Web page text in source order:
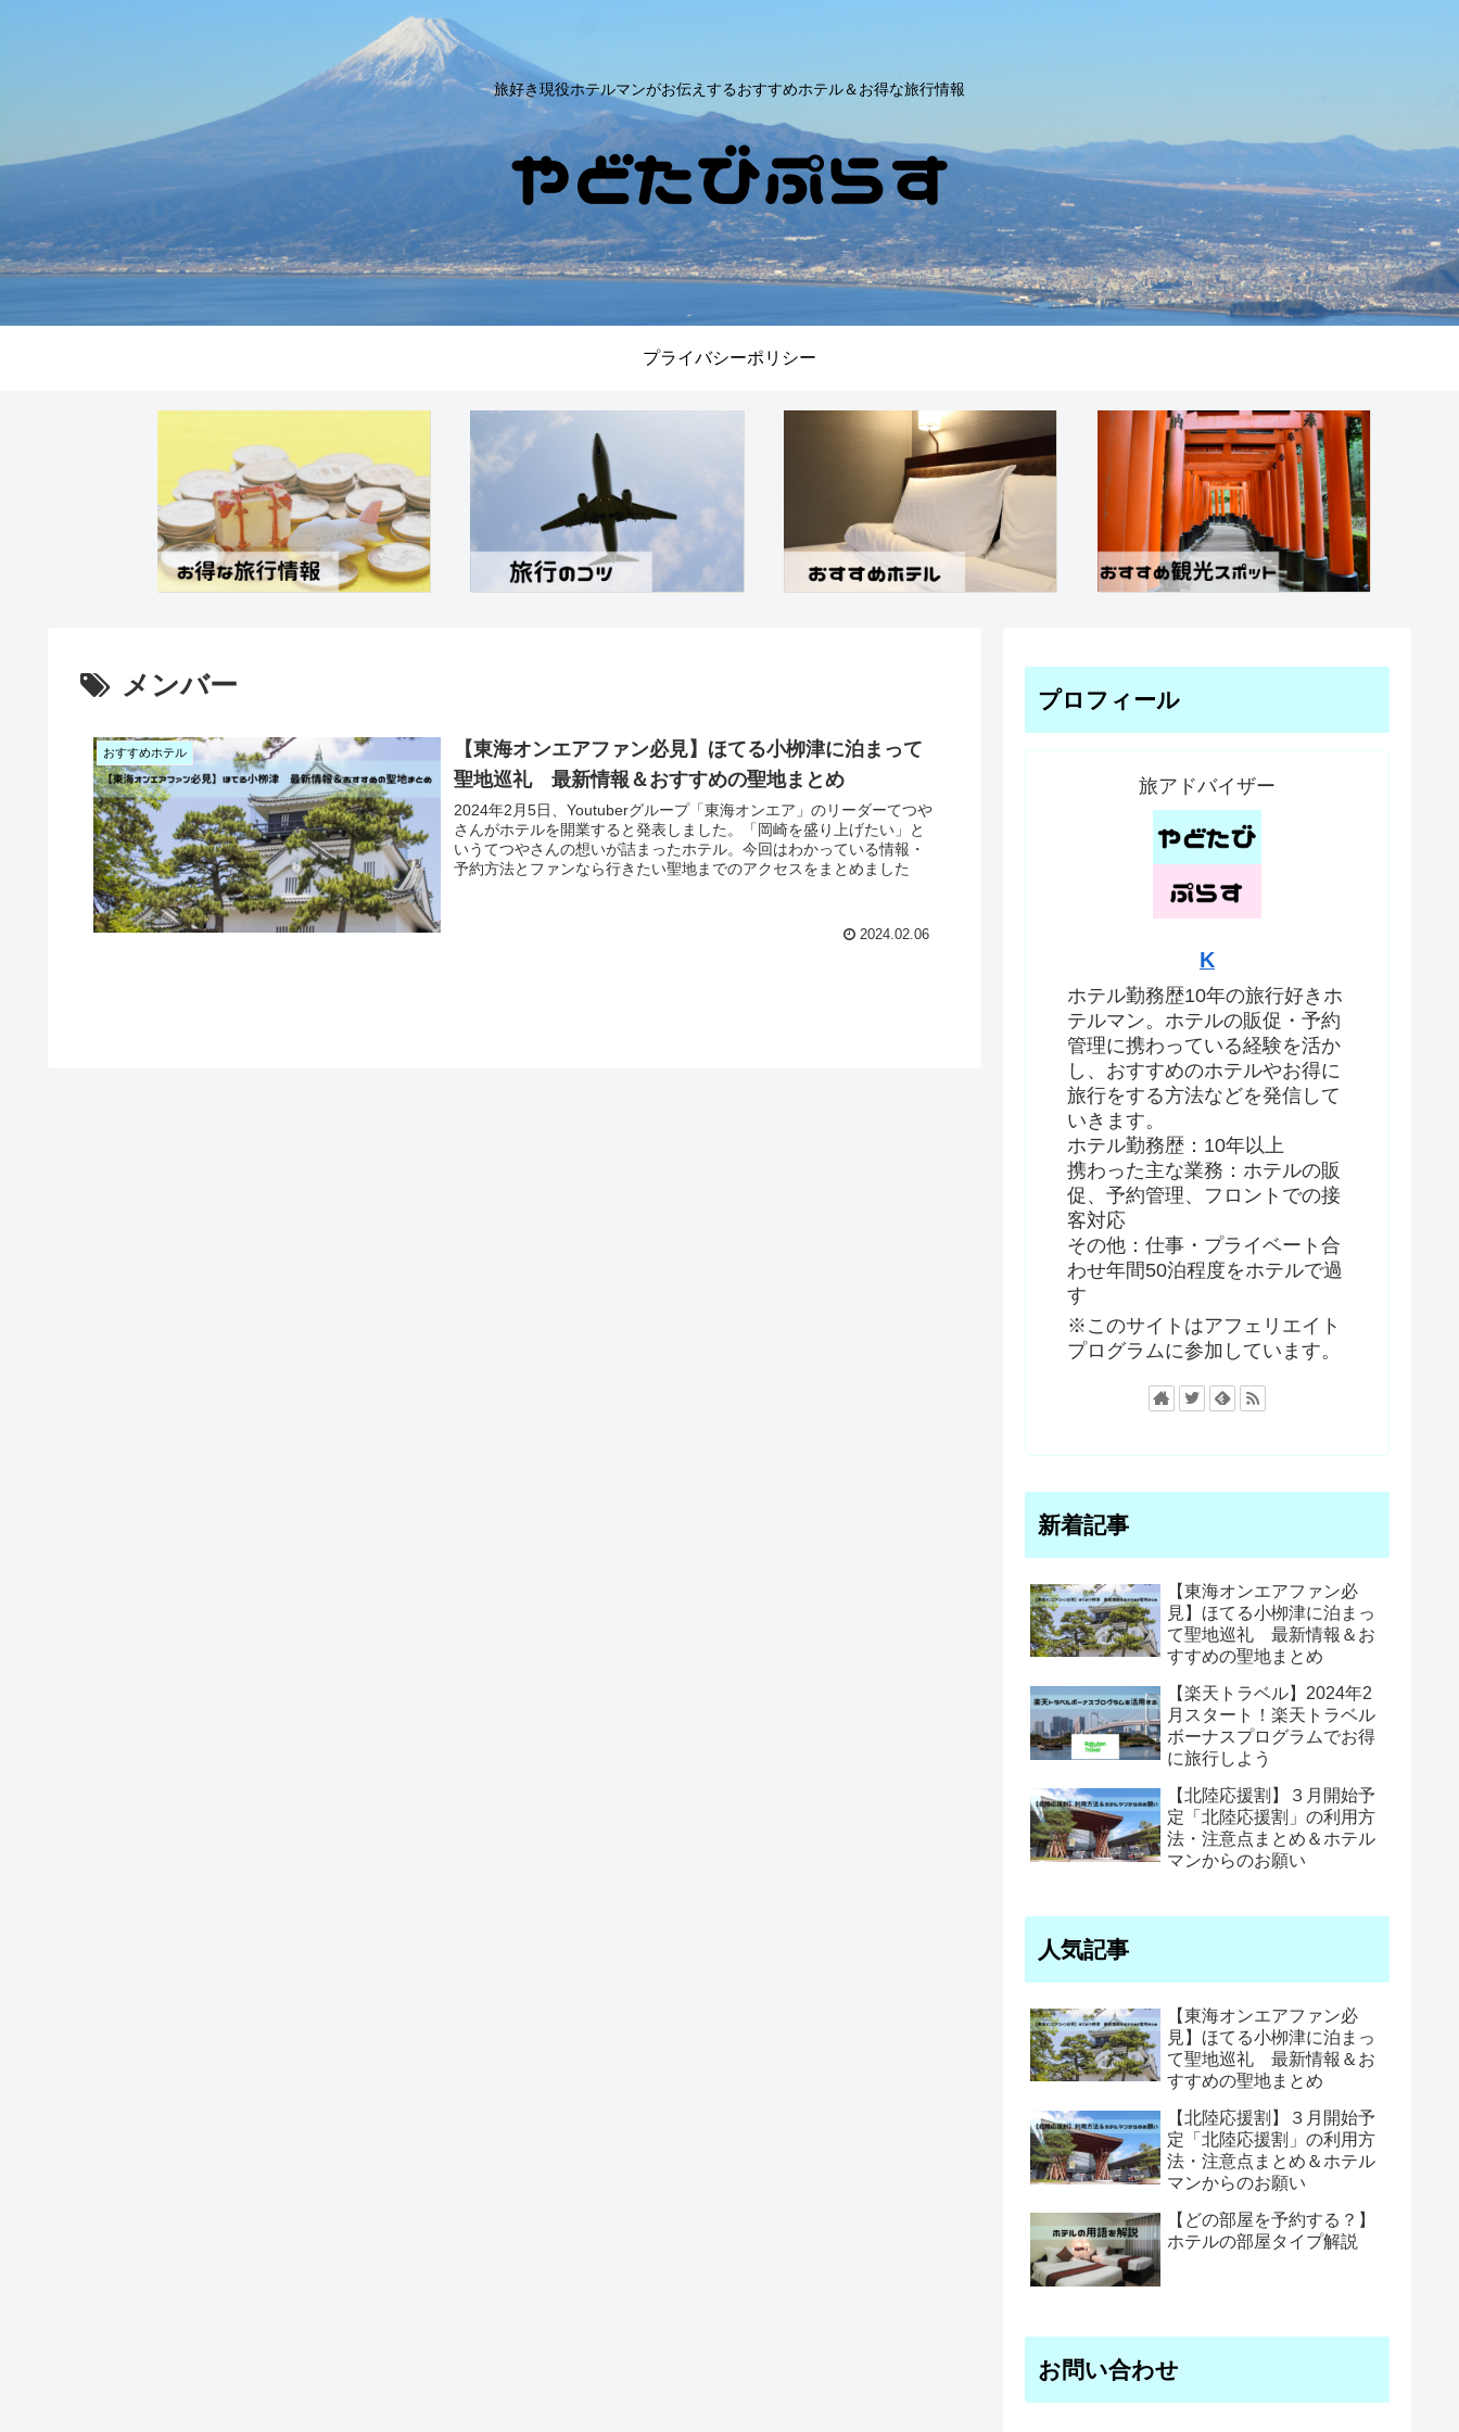
旅好き現役ホテルマンがお伝えするおすすめホテル＆お得な旅行情報
プライバシーポリシー
メンバー
おすすめホテル
【東海オンエアファン必見】ほてる小栁津に泊まって
聖地巡礼 最新情報＆おすすめの聖地まとめ
2024年2月5日、Youtuberグループ「東海オンエア」のリーダーてつや
さんがホテルを開業すると発表しました。「岡崎を盛り上げたい」と
いうてつやさんの想いが詰まったホテル。今回はわかっている情報・
予約方法とファンなら行きたい聖地までのアクセスをまとめました
2024.02.06
プロフィール
旅アドバイザー
K
ホテル勤務歴10年の旅行好きホ
テルマン。ホテルの販促・予約
管理に携わっている経験を活か
し、おすすめのホテルやお得に
旅行をする方法などを発信して
いきます。
ホテル勤務歴：10年以上
携わった主な業務：ホテルの販
促、予約管理、フロントでの接
客対応
その他：仕事・プライベート合
わせ年間50泊程度をホテルで過
す
※このサイトはアフェリエイト
プログラムに参加しています。
新着記事
【東海オンエアファン必
見】ほてる小栁津に泊まっ
て聖地巡礼 最新情報＆お
すすめの聖地まとめ
【楽天トラベル】2024年2
月スタート！楽天トラベル
ボーナスプログラムでお得
に旅行しよう
【北陸応援割】３月開始予
定「北陸応援割」の利用方
法・注意点まとめ＆ホテル
マンからのお願い
人気記事
【東海オンエアファン必
見】ほてる小栁津に泊まっ
て聖地巡礼 最新情報＆お
すすめの聖地まとめ
【北陸応援割】３月開始予
定「北陸応援割」の利用方
法・注意点まとめ＆ホテル
マンからのお願い
【どの部屋を予約する？】
ホテルの部屋タイプ解説
お問い合わせ